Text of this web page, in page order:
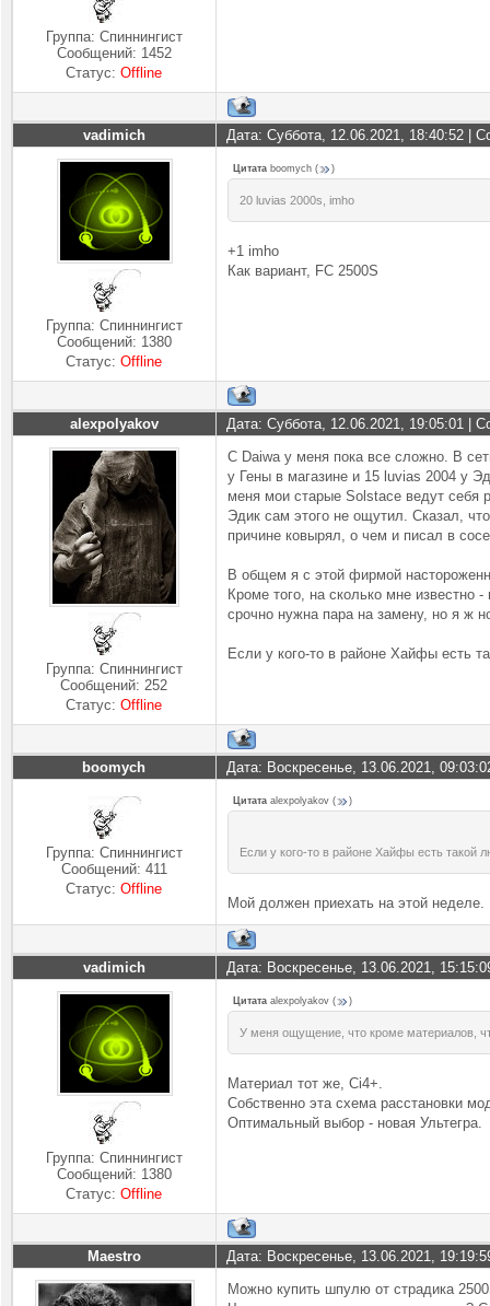
Группа: Спиннингист
Сообщений: 1452
Статус:Offline
vadimich Дата: Суббота, 12.06.2021, 18:40:52 |
Группа: Спиннингист
Сообщений: 1380
Статус:Offline
Цитата boomych ( )
20 luvias 2000s, imho
+1 imho
Как вариант, FC 2500S
alexpolyakov Дата: Суббота, 12.06.2021, 19:05:01 |
Группа: Спиннингист
Сообщений:252
Статус:Offline
C Daiwa у меня пока все сложно. В
у Гены в магазине и 15 luvias 2004 у
меня мои старые Solstace ведут себя
Эдик сам этого не ощутил. Сказал,
причине ковырял, о чем и писал в
В общем я с этой фирмой
Кроме того, на сколько мне известно
срочно нужна пара на замену, но я ж
Если у кого-то в районе Хайфы есть
boomych Дата: Воскресенье, 13.06.2021,
Группа: Спиннингист
Сообщений: 411
Статус:Offline
Цитата alexpolyakov ( )
Если у кого-то в районе Хайфы есть такой
Мой должен приехать на этой неделе.
vadimich Дата: Воскресенье, 13.06.2021,
Группа: Спиннингист
Сообщений: 1380
Статус:Offline
Цитата alexpolyakov ( )
У меня ощущение, что кроме материалов,
Материал тот же, Ci4+.
Собственно эта схема расстановки
Оптимальный выбор - новая Ультегра.
Maestro
Дата: Воскресенье, 13.06.2021,
Можно купить шпулю от страдика